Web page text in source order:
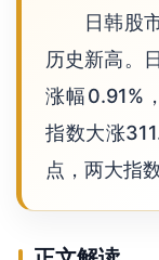
日韩股
历史新高。
涨幅0.91%
指数大涨
点，两大指